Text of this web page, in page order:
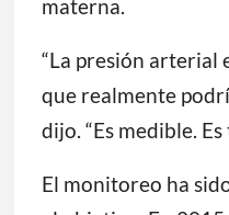
materna.
“La presión arterial
que realmente
dijo. “Es medible. Es
El monitoreo ha